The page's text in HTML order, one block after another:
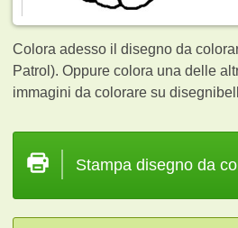
Colora adesso il disegno da
Patrol). Oppure colora una delle
immagini da colorare su
Stampa disegno da